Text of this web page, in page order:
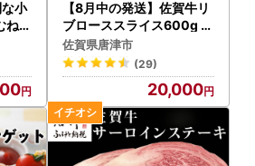
な小
ね肉
当
【8月中の発送】佐賀牛リ
ブローススライス600g 霜
降り ステーキ
佐賀県唐津市
(29)
20,000